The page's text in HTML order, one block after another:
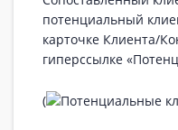
потенциальный
карточке Клиента/
гиперссылке
(